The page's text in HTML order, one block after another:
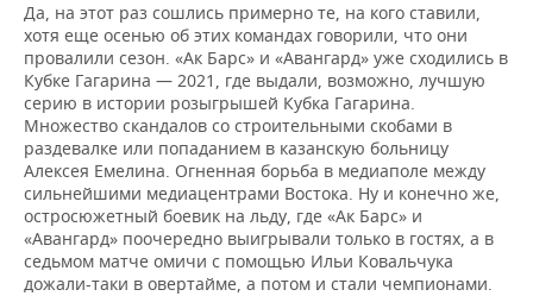
Да, на этот раз сошлись примерно те, на кого ставили,
хотя еще осенью об этих командах говорили, что они
провалили сезон. «Ак Барс» и «Авангард» уже сходились в
Кубке Гагарина — 2021, где выдали, возможно, лучшую
серию в истории розыгрышей Кубка Гагарина.
Множество скандалов со строительными скобами в
раздевалке или попаданием в казанскую больницу
Алексея Емелина. Огненная борьба в медиаполе между
сильнейшими медиацентрами Востока. Ну и конечно же,
остросюжетный боевик на льду, где «Ак Барс» и
«Авангард» поочередно выигрывали только в гостях, а в
седьмом матче омичи с помощью Ильи Ковальчука
дожали-таки в овертайме, а потом и стали чемпионами.